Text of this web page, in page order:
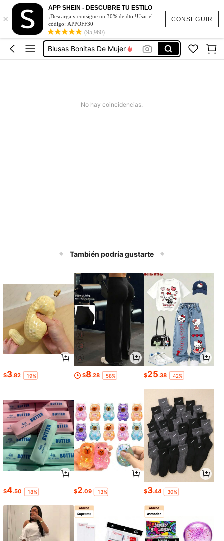
CONSEGUIR
×
APP SHEIN - DESCUBRE TU ESTILO
¡Descarga y consigue un 30% de dto.!Usar el
código: APPOFF30
(95,960)
Vestidos De Mujer
Vestidos Elegantes De Mujer
Blusas Bonitas De Mujer
Conjunto De Dos Piezas Mujer
No hay coincidencias.
También podría gustarte
$3.82 -19% $8.28 -58% $25.38 -42%
$4.50 -18% $2.09 -13% $3.44 -30%